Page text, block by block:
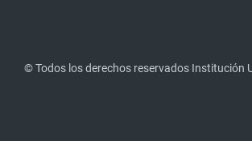
© Todos los derechos reservados Institución